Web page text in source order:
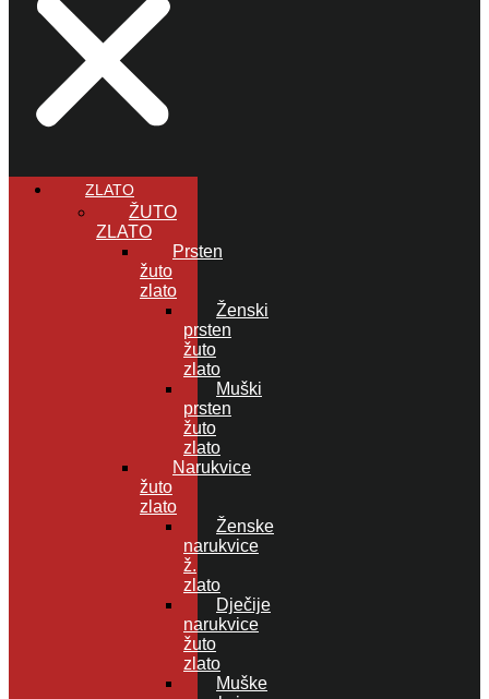
ZLATO
ŽUTO
ZLATO
Prsten
žuto
zlato
Ženski
prsten
žuto
zlato
Muški
prsten
žuto
zlato
Narukvice
žuto
zlato
Ženske
narukvice
ž.
zlato
Dječije
narukvice
žuto
zlato
Muške